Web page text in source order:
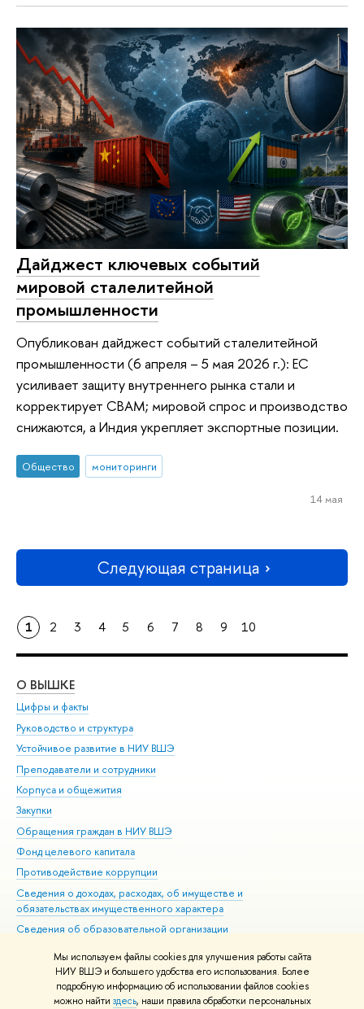
Мы используем файлы cookies для улучшения работы сайта
НИУ ВШЭ и большего удобства его использования. Более
подробную информацию об использовании файлов cookies
можно найти здесь, наши правила обработки персональных
Дайджест ключевых событий
мировой сталелитейной
промышленности
Опубликован дайджест событий сталелитейной
промышленности (6 апреля – 5 мая 2026 г.): ЕС
усиливает защиту внутреннего рынка стали и
корректирует CBAM; мировой спрос и производство
снижаются, а Индия укрепляет экспортные позиции.
Общество мониторинги
14 мая
Следующая страница
1 2 3 4 5 6 7 8 9 10
О ВЫШКЕ
Цифры и факты
Руководство и структура
Устойчивое развитие в НИУ ВШЭ
Преподаватели и сотрудники
Корпуса и общежития
Закупки
Обращения граждан в НИУ ВШЭ
Фонд целевого капитала
Противодействие коррупции
Сведения о доходах, расходах, об имуществе и
обязательствах имущественного характера
Сведения об образовательной организации
Людям с ограниченными возможностями здоровья
Единая платежная страница
Работа в Вышке